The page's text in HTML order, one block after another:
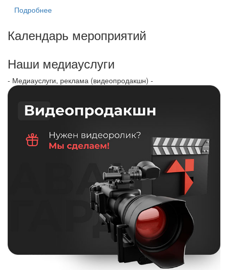
Подробнее
Календарь мероприятий
Наши медиауслуги
- Медиауслуги, реклама (видеопродакшн) -